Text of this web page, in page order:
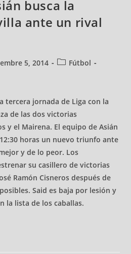
busca la
ante un rival
5, 2014
Fútbol
tercera jornada de Liga con la
de las dos victorias
y el Mairena. El equipo de Asián
horas un nuevo triunfo ante
y de lo peor. Los
su casillero de victorias
Ramón Cisneros después de
Said es baja por lesión y
la lista de los caballas.